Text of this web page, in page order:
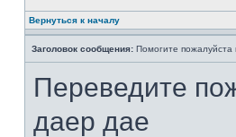
Вернуться к началу
Заголовок сообщения: Помогите пожалуйста
Переведите
даер дае